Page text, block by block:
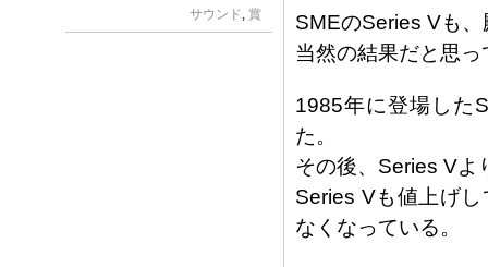
サウンド, 賞
SMEのSeries Vも
当然の結果だと思っ
1985年に登場した
た。
その後、Series Vよ
Series Vも値上げ
なくなっている。